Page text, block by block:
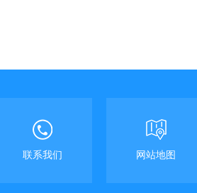
联系我们 网站地图